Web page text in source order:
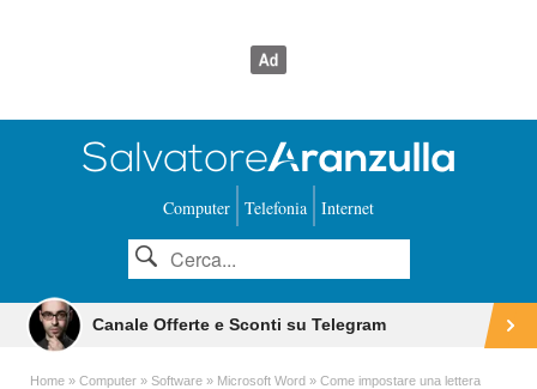
Computer Telefonia Internet
Canale Offerte e Sconti su Telegram
Home Computer Software Microsoft Word Come impostare una lettera